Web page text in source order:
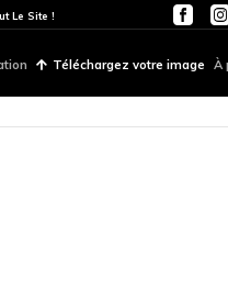
De Réduction Sur Tout Le Site !